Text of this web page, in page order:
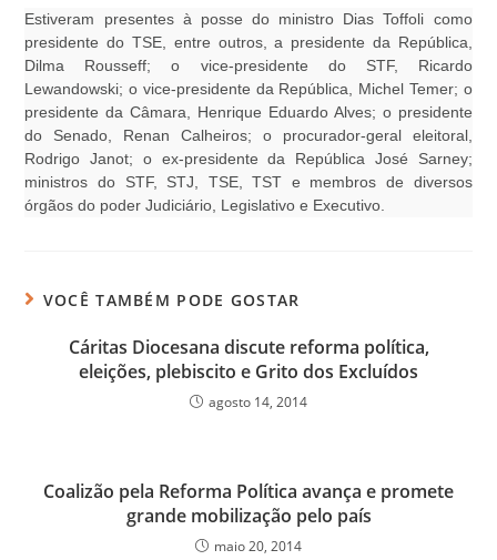
Estiveram presentes à posse do ministro Dias Toffoli como
presidente do TSE, entre outros, a presidente da República,
Dilma Rousseff; o vice-presidente do STF, Ricardo
Lewandowski; o vice-presidente da República, Michel Temer; o
presidente da Câmara, Henrique Eduardo Alves; o presidente
do Senado, Renan Calheiros; o procurador-geral eleitoral,
Rodrigo Janot; o ex-presidente da República José Sarney;
ministros do STF, STJ, TSE, TST e membros de diversos
órgãos do poder Judiciário, Legislativo e Executivo.
VOCÊ TAMBÉM PODE GOSTAR
Cáritas Diocesana discute reforma política,
eleições, plebiscito e Grito dos Excluídos
agosto 14, 2014
Coalizão pela Reforma Política avança e promete
grande mobilização pelo país
maio 20, 2014